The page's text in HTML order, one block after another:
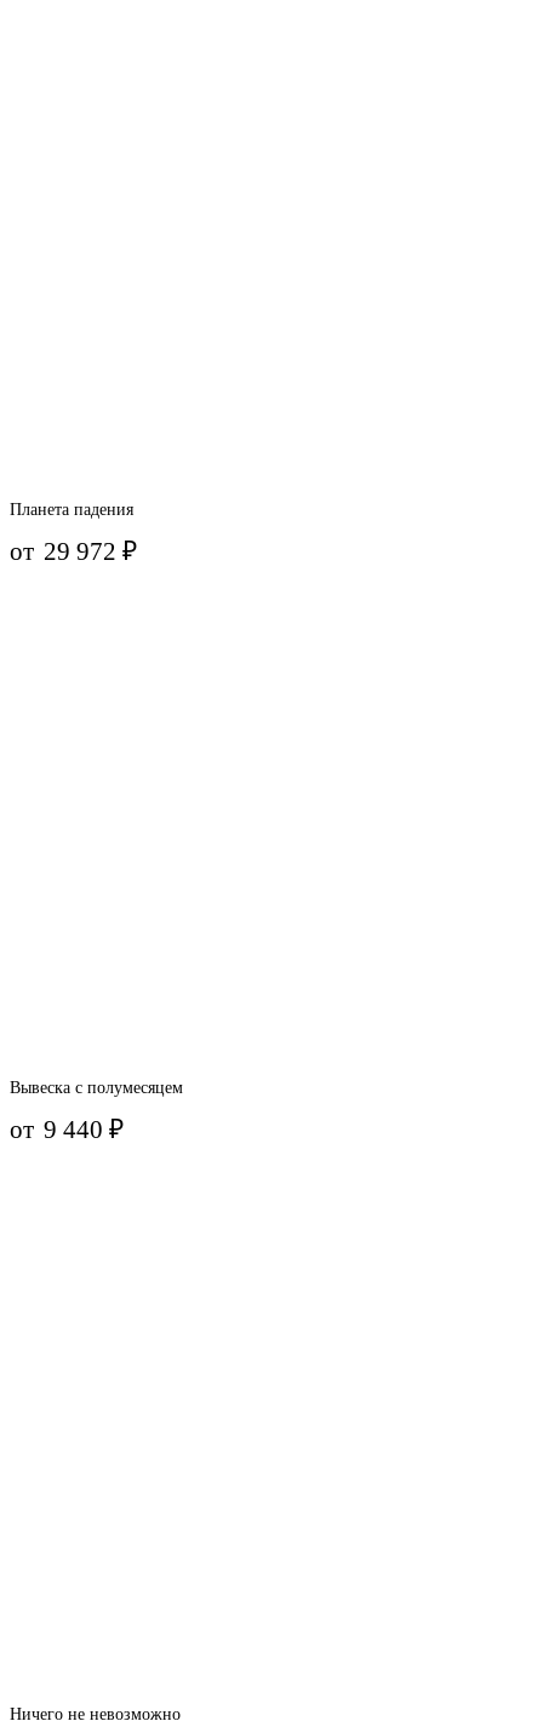
Планета падения
от 29 972₽
Вывеска с полумесяцем
от 9 440₽
Ничего не невозможно